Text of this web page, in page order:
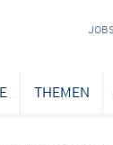
NAVIGATION
THEMEN